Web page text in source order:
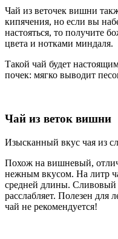
Чай из веточек вишни
кипячения, но если вы
настояться, то получите
цвета и нотками миндаля.
Такой чай будет
почек: мягко выводит
Чай из веток вишни
Изысканный вкус чая из
Похож на вишневый,
нежным вкусом. На литр
средней длины. Сливовый
расслабляет. Полезен для
чай не рекомендуется!